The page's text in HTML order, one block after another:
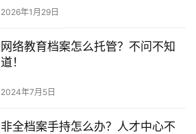
2026年1月29日
网络教育档案怎么托管？不问不知
道！
2024年7月5日
非全档案手持怎么办？人才中心不